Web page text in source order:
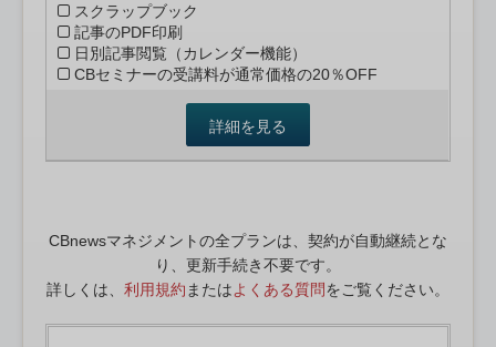
スクラップブック
記事のPDF印刷
日別記事閲覧（カレンダー機能）
CBセミナーの受講料が通常価格の20％OFF
詳細を見る
CBnewsマネジメントの全プランは、契約が自動継続とな
り、更新手続き不要です。
詳しくは、 利用規約 またはよくある質問をご覧ください。